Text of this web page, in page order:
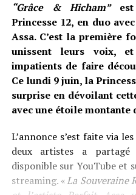
“Grâce & Hicham”est
Princesse 12, en duo
Assa. C’est la première
unissent leurs voix,
impatients de faire
Ce lundi 9 juin, la
surprise en dévoilant
avec une étoile montante
L’annonce s’est faite via
deux artistes a
disponible sur YouTube et
streaming. «La Souveraine